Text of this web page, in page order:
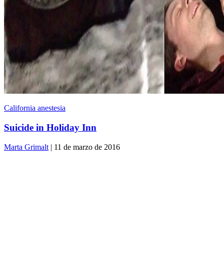
California anestesia
Suicide in Holiday Inn
Marta Grimalt | 11 de marzo de 2016